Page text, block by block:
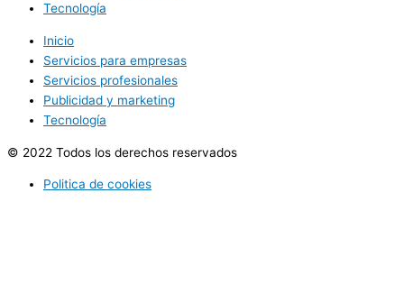
Tecnología
Inicio
Servicios para empresas
Servicios profesionales
Publicidad y marketing
Tecnología
© 2022 Todos los derechos reservados
Politica de cookies
Politica de privacidad